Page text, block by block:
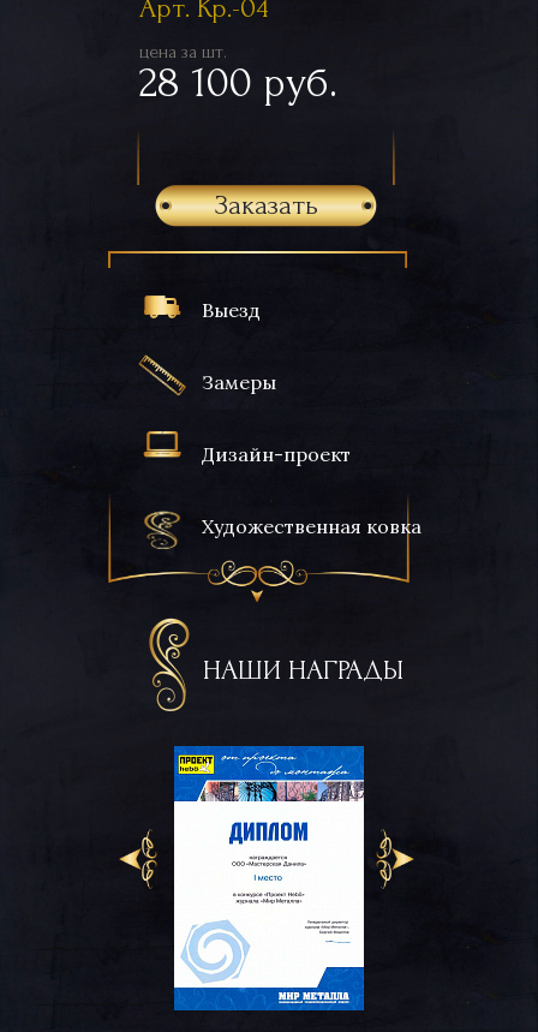
Выезд
Замеры
Дизайн-проект
Художественная ковка
НАШИ НАГРАДЫ
Арт. Кр.-04
цена за шт.
28 100 руб.
Заказать